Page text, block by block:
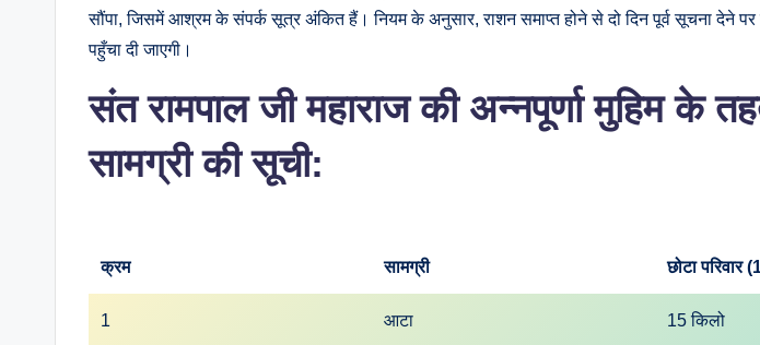
सौंपा, जिसमें आश्रम के संपर्क सूत्र अंकित हैं। नियम के अनुसार, राशन समाप्त होने से दो दिन पूर्व सूचना देने
पहुँचा दी जाएगी।
संत रामपाल जी महाराज की अन्नपूर्णा मुहिम के
सामग्री की सूची:
क्रम सामग्री छोटा परिवार
1 आटा 15 किलो